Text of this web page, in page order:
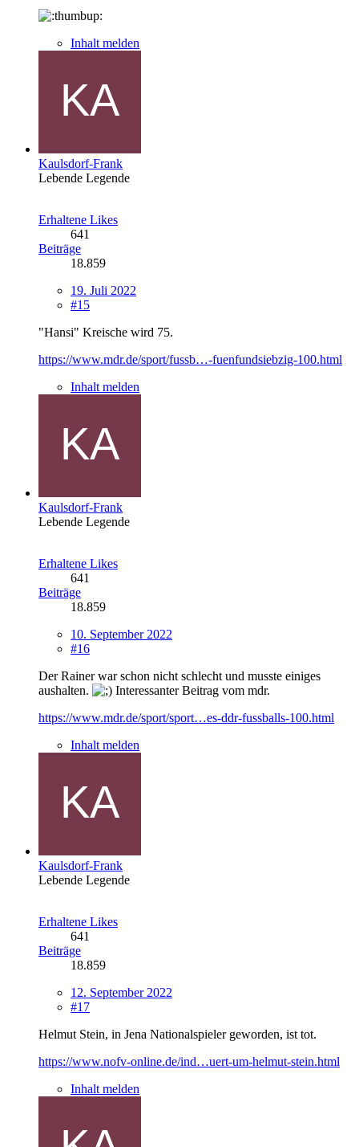
Inhalt melden
Kaulsdorf-Frank
Lebende Legende
Erhaltene Likes
641
Beiträge
18.859
19. Juli 2022
#15
"Hansi" Kreische wird 75.
https://www.mdr.de/sport/fussb…-fuenfundsiebzig-100.html
Inhalt melden
Kaulsdorf-Frank
Lebende Legende
Erhaltene Likes
641
Beiträge
18.859
10. September 2022
#16
Der Rainer war schon nicht schlecht und musste einiges
aushalten.
Interessanter Beitrag vom mdr.
https://www.mdr.de/sport/sport…es-ddr-fussballs-100.html
Inhalt melden
Kaulsdorf-Frank
Lebende Legende
Erhaltene Likes
641
Beiträge
18.859
12. September 2022
#17
Helmut Stein, in Jena Nationalspieler geworden, ist tot.
https://www.nofv-online.de/ind…uert-um-helmut-stein.html
Inhalt melden